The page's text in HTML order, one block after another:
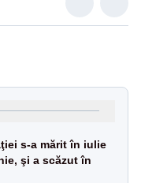
s-a mărit în iulie
şi a scăzut în